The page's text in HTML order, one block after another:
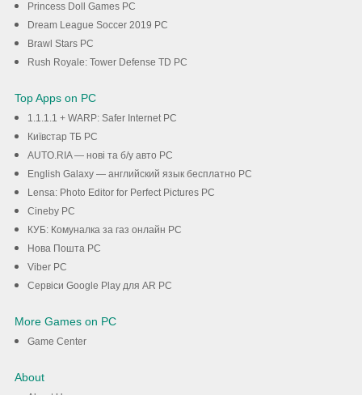
Princess Doll Games PC
Dream League Soccer 2019 PC
Brawl Stars PC
Rush Royale: Tower Defense TD PC
Top Apps on PC
1.1.1.1 + WARP: Safer Internet PC
Київстар TБ PC
AUTO.RIA — нові та б/у авто PC
English Galaxy — английский язык бесплатно PC
Lensa: Photo Editor for Perfect Pictures PC
Cineby PC
КУБ: Комуналка за газ онлайн PC
Нова Пошта PC
Viber PC
Сервіси Google Play для AR PC
More Games on PC
Game Center
About